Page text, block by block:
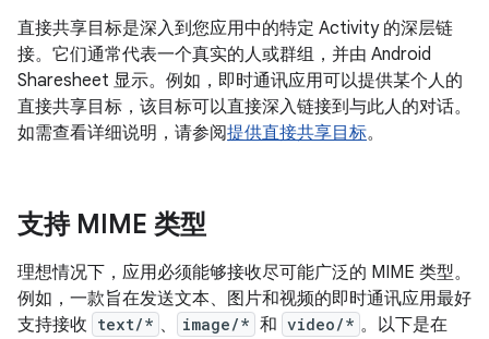
直接共享目标是深入到您应用中的特定 Activity 的深层链
接。它们通常代表一个真实的人或群组，并由 Android
Sharesheet 显示。例如，即时通讯应用可以提供某个人的
直接共享目标，该目标可以直接深入链接到与此人的对话。
如需查看详细说明，请参阅提供直接共享目标。
支持 MIME 类型
理想情况下，应用必须能够接收尽可能广泛的 MIME 类型。
例如，一款旨在发送文本、图片和视频的即时通讯应用最好
支持接收 text/* 、 image/* 和 video/* 。以下是在